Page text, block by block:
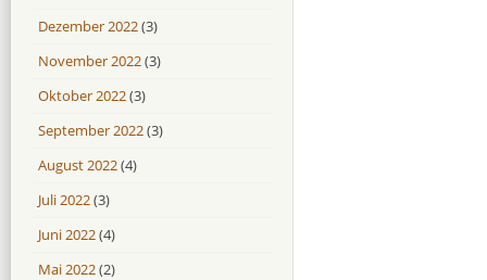
Dezember 2022(3)
November 2022(3)
Oktober 2022(3)
September 2022(3)
August 2022(4)
Juli 2022(3)
Juni 2022(4)
Mai 2022(2)